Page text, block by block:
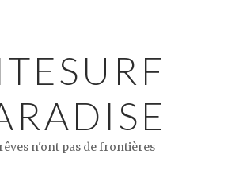
n'ont pas de frontières